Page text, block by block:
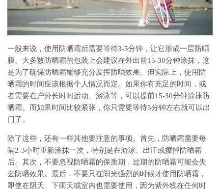
一般来说，使用防晒霜后需要等待3-5分钟，让它形成一层防晒
膜。大多数防晒霜的包装上会建议在外出前15-30分钟涂抹，这
是为了确保防晒霜能够充分发挥防晒效果。但实际上，使用防
晒霜的时间应该根据个人情况而定。如果你有充足的时间，或
者需要在户外长时间运动、游泳等，可以提前15-30分钟涂抹防
晒霜。而如果时间比较紧张，你只需要等待5分钟左右就可以出
门了。
除了这些，还有一些其他要注意的事项。首先，防晒霜需要每
隔2-3小时重新涂抹一次，特别是在游泳、出汗或擦掉防晒霜
后。其次，不要忽视防晒霜的保质期，过期的防晒霜可能会失
去防晒效果。最后，不要只在阳光强烈的时候才使用防晒霜，
即使在阴天、下雨天或室内也需要使用，因为紫外线在任何时